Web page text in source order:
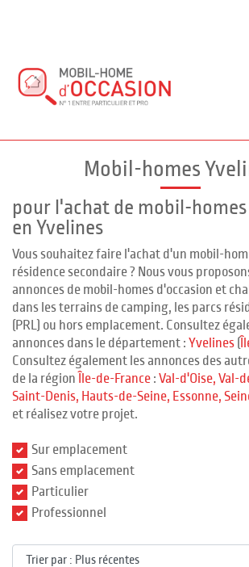
Accueil Acheter Île-de-france
Mobil-homes
pour l'achat de mobil-
en Yvelines
Vous souhaitez faire l'achat d'un mobil-
résidence secondaire ? Nous vous
annonces de mobil-homes d'occasion et
dans les terrains de camping, les parcs
(PRL) ou hors emplacement. Consultez
annonces dans le département : Yvelines (
Consultez également les annonces des
de la région
Île-de-France : Val-d'Oise, Val-
Saint-Denis, Hauts-de-Seine, Essonne,
et réalisez votre projet.
Sur emplacement
Sans emplacement
Particulier
Professionnel